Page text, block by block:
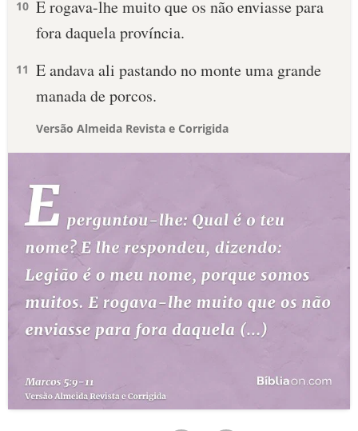
10 E rogava-lhe muito que os não enviasse para
fora daquela província.
11 E andava ali pastando no monte uma grande
manada de porcos.
Versão Almeida Revista e Corrigida